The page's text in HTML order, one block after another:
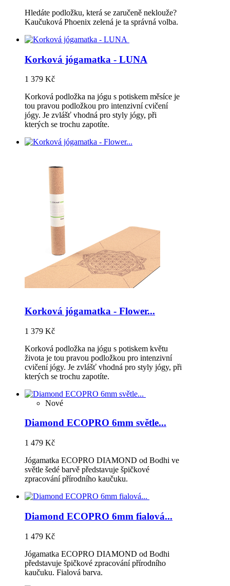
Hledáte podložku, která se zaručeně neklouže?
Kaučuková Phoenix zelená je ta správná volba.
Korková jógamatka - LUNA
1 379 Kč
Korková podložka na jógu s potiskem měsíce je
tou pravou podložkou pro intenzivní cvičení
jógy. Je zvlášť vhodná pro styly jógy, při
kterých se trochu zapotíte.
Korková jógamatka - Flower...
1 379 Kč
Korková podložka na jógu s potiskem květu
života je tou pravou podložkou pro intenzivní
cvičení jógy. Je zvlášť vhodná pro styly jógy, při
kterých se trochu zapotíte.
Nové
Diamond ECOPRO 6mm světle...
1 479 Kč
Jógamatka ECOPRO DIAMOND od Bodhi ve
světle šedé barvě představuje špičkové
zpracování přírodního kaučuku.
Diamond ECOPRO 6mm fialová...
1 479 Kč
Jógamatka ECOPRO DIAMOND od Bodhi
představuje špičkové zpracování přírodního
kaučuku. Fialová barva.